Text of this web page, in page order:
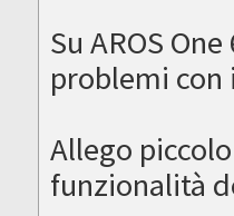
Su AROS
problemi con
Allego
funzionalità